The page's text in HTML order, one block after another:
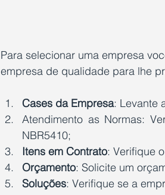
Para selecionar uma empresa
empresa de qualidade para lhe
Cases da Empresa: Levante
Atendimento as Normas:
NBR5410;
Itens em Contrato: Verifique
Orçamento: Solicite um
Soluções: Verifique se a